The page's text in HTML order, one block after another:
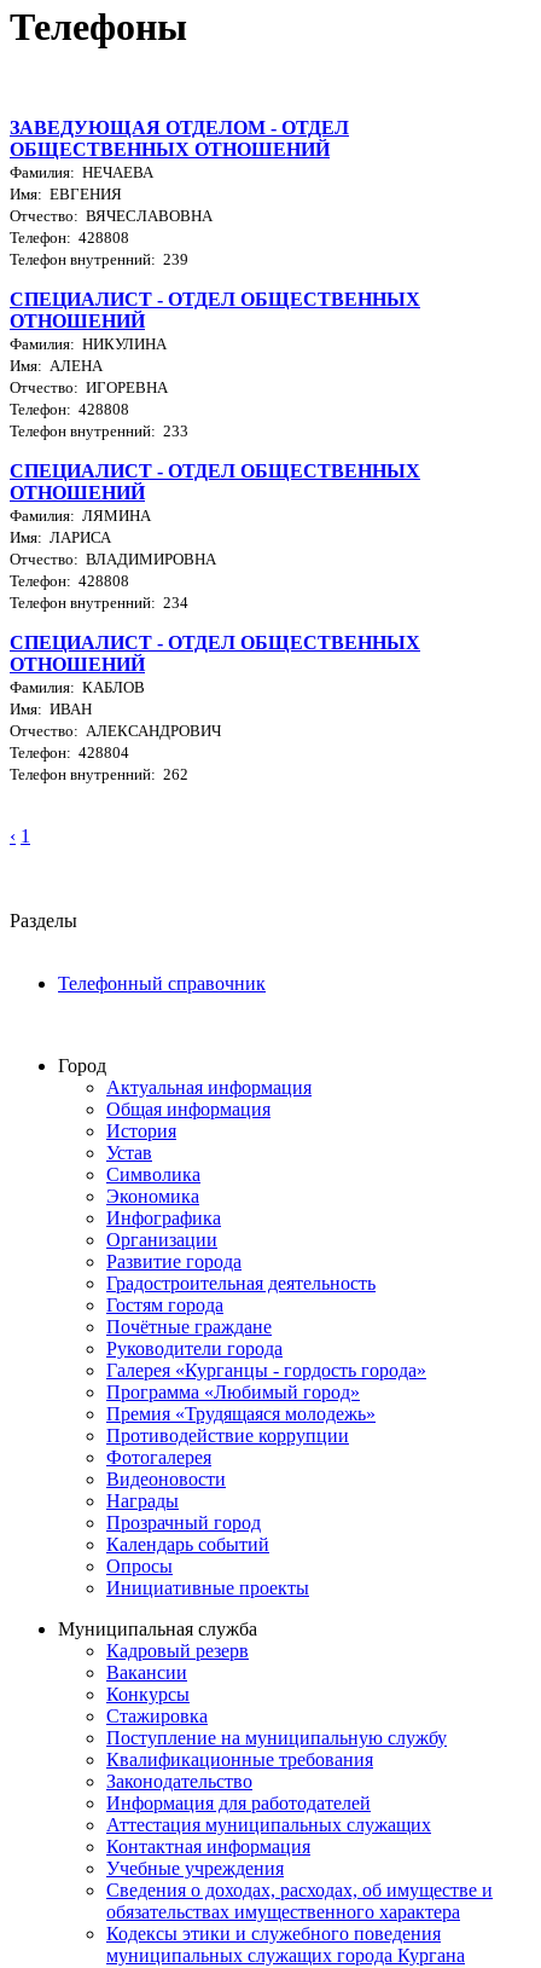
Телефоны
ЗАВЕДУЮЩАЯ ОТДЕЛОМ - ОТДЕЛ
ОБЩЕСТВЕННЫХ ОТНОШЕНИЙ
Фамилия: НЕЧАЕВА
Имя: ЕВГЕНИЯ
Отчество: ВЯЧЕСЛАВОВНА
Телефон: 428808
Телефон внутренний: 239
СПЕЦИАЛИСТ - ОТДЕЛ ОБЩЕСТВЕННЫХ
ОТНОШЕНИЙ
Фамилия: НИКУЛИНА
Имя: АЛЕНА
Отчество: ИГОРЕВНА
Телефон: 428808
Телефон внутренний: 233
СПЕЦИАЛИСТ - ОТДЕЛ ОБЩЕСТВЕННЫХ
ОТНОШЕНИЙ
Фамилия: ЛЯМИНА
Имя: ЛАРИСА
Отчество: ВЛАДИМИРОВНА
Телефон: 428808
Телефон внутренний: 234
СПЕЦИАЛИСТ - ОТДЕЛ ОБЩЕСТВЕННЫХ
ОТНОШЕНИЙ
Фамилия: КАБЛОВ
Имя: ИВАН
Отчество: АЛЕКСАНДРОВИЧ
Телефон: 428804
Телефон внутренний: 262
‹ 1
Разделы
Телефонный справочник
Город
Актуальная информация
Общая информация
История
Устав
Символика
Экономика
Инфографика
Организации
Развитие города
Градостроительная деятельность
Гостям города
Почётные граждане
Руководители города
Галерея «Курганцы - гордость города»
Программа «Любимый город»
Премия «Трудящаяся молодежь»
Противодействие коррупции
Фотогалерея
Видеоновости
Награды
Прозрачный город
Календарь событий
Опросы
Инициативные проекты
Муниципальная служба
Кадровый резерв
Вакансии
Конкурсы
Стажировка
Поступление на муниципальную службу
Квалификационные требования
Законодательство
Информация для работодателей
Аттестация муниципальных служащих
Контактная информация
Учебные учреждения
Сведения о доходах, расходах, об имуществе и
обязательствах имущественного характера
Кодексы этики и служебного поведения
муниципальных служащих города Кургана